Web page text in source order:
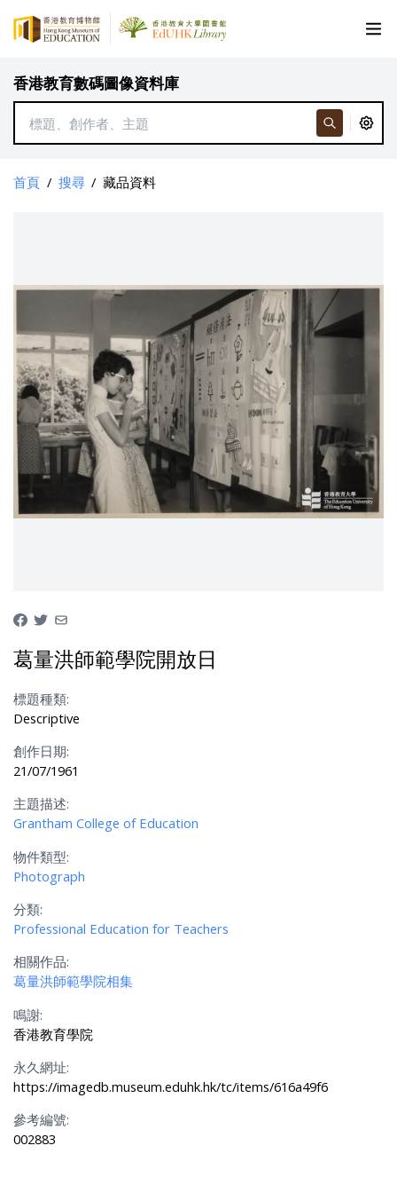
香港教育數碼圖像資料庫
首頁 / 搜尋 / 藏品資料
葛量洪師範學院開放日
標題種類:
Descriptive
創作日期:
21/07/1961
主題描述:
Grantham College of Education
物件類型:
Photograph
分類:
Professional Education for Teachers
相關作品:
葛量洪師範學院相集
鳴謝:
香港教育學院
永久網址:
https://imagedb.museum.eduhk.hk/tc/items/616a49f6
參考編號:
002883